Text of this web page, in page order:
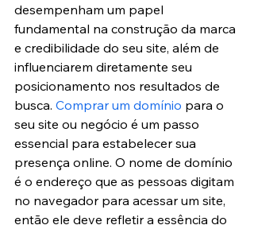
desempenham um papel
fundamental na construção da marca
e credibilidade do seu site, além de
influenciarem diretamente seu
posicionamento nos resultados de
busca. Comprar um domínio para o
seu site ou negócio é um passo
essencial para estabelecer sua
presença online. O nome de domínio
é o endereço que as pessoas digitam
no navegador para acessar um site,
então ele deve refletir a essência do